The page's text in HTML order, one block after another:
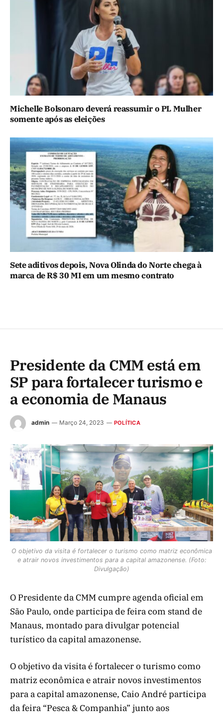
Michelle Bolsonaro deverá reassumir o PL Mulher
somente após as eleições
Sete aditivos depois, Nova Olinda do Norte chega à
marca de R$ 30 MI em um mesmo contrato
Presidente da CMM está em
SP para fortalecer turismo e
a economia de Manaus
admin Março 24, 2023 POLÍTICA
O objetivo da visita é fortalecer o turismo como matriz econômica
e atrair novos investimentos para a capital amazonense. (Foto:
Divulgação)
O Presidente da CMM cumpre agenda oficial em
São Paulo, onde participa de feira com stand de
Manaus, montado para divulgar potencial
turístico da capital amazonense.
O objetivo da visita é fortalecer o turismo como
matriz econômica e atrair novos investimentos
para a capital amazonense, Caio André participa
da feira “Pesca & Companhia” junto aos